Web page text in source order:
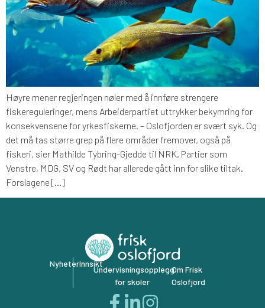
Høyre mener regjeringen nøler med å innføre strengere
fiskereguleringer, mens Arbeiderpartiet uttrykker bekymring for
konsekvensene for yrkesfiskerne. – Oslofjorden er svært syk. Og
det må tas større grep på flere områder fremover, også på
fiskeri, sier Mathilde Tybring-Gjedde til NRK. Partier som
Venstre, MDG, SV og Rødt har allerede gått inn for slike tiltak.
Forslagene […]
NyheterInnsikt
Undervisningsopplegg
for skoler
Om Frisk
Oslofjord